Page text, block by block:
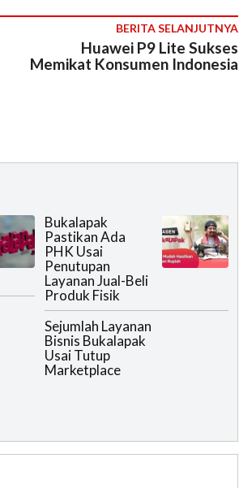
BERITA SELANJUTNYA
Huawei P9 Lite Sukses
Memikat Konsumen Indonesia
Bukalapak
Pastikan Ada
PHK Usai
Penutupan
Layanan Jual-Beli
Produk Fisik
Sejumlah Layanan
Bisnis Bukalapak
Usai Tutup
Marketplace